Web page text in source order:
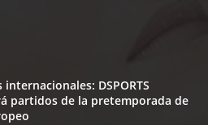
DSPORTS
partidos de la pretemporada de